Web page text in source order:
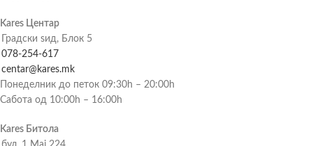
Kares Центар
Градски ѕид, Блок 5
078-254-617
centar@kares.mk
Понеделник до петок 09:30h – 20:00h
Сабота од 10:00h – 16:00h
Kares Битола